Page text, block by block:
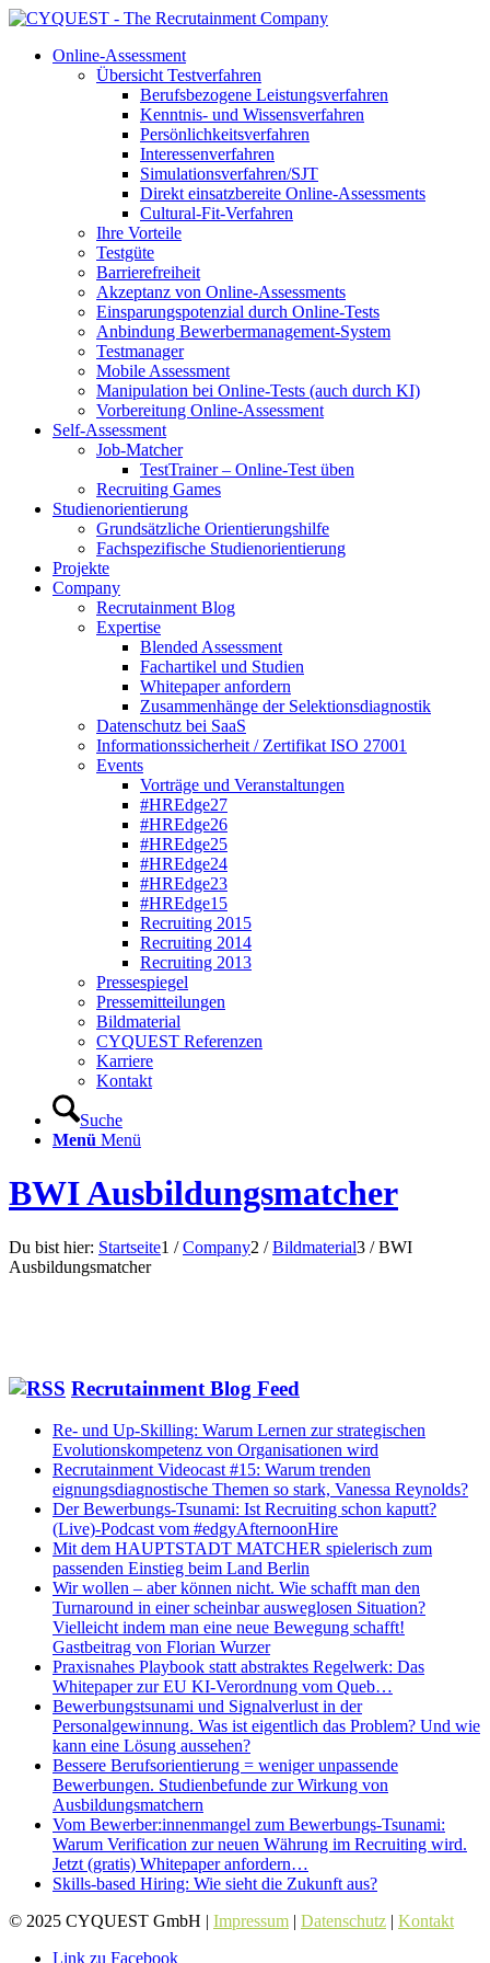
Online-Assessment
Übersicht Testverfahren
Berufsbezogene Leistungsverfahren
Kenntnis- und Wissensverfahren
Persönlichkeitsverfahren
Interessenverfahren
Simulationsverfahren/SJT
Direkt einsatzbereite Online-Assessments
Cultural-Fit-Verfahren
Ihre Vorteile
Testgüte
Barrierefreiheit
Akzeptanz von Online-Assessments
Einsparungspotenzial durch Online-Tests
Anbindung Bewerbermanagement-System
Testmanager
Mobile Assessment
Manipulation bei Online-Tests (auch durch KI)
Vorbereitung Online-Assessment
Self-Assessment
Job-Matcher
TestTrainer – Online-Test üben
Recruiting Games
Studienorientierung
Grundsätzliche Orientierungshilfe
Fachspezifische Studienorientierung
Projekte
Company
Recrutainment Blog
Expertise
Blended Assessment
Fachartikel und Studien
Whitepaper anfordern
Zusammenhänge der Selektionsdiagnostik
Datenschutz bei SaaS
Informationssicherheit / Zertifikat ISO 27001
Events
Vorträge und Veranstaltungen
#HREdge27
#HREdge26
#HREdge25
#HREdge24
#HREdge23
#HREdge15
Recruiting 2015
Recruiting 2014
Recruiting 2013
Pressespiegel
Pressemitteilungen
Bildmaterial
CYQUEST Referenzen
Karriere
Kontakt
Suche
Menü Menü
BWI Ausbildungsmatcher
Du bist hier: Startseite1 / Company2 / Bildmaterial3 / BWI
Ausbildungsmatcher
Recrutainment Blog Feed
Re- und Up-Skilling: Warum Lernen zur strategischen
Evolutionskompetenz von Organisationen wird
Recrutainment Videocast #15: Warum trenden
eignungsdiagnostische Themen so stark, Vanessa Reynolds?
Der Bewerbungs-Tsunami: Ist Recruiting schon kaputt?
(Live)-Podcast vom #edgyAfternoonHire
Mit dem HAUPTSTADT MATCHER spielerisch zum
passenden Einstieg beim Land Berlin
Wir wollen – aber können nicht. Wie schafft man den
Turnaround in einer scheinbar ausweglosen Situation?
Vielleicht indem man eine neue Bewegung schafft!
Gastbeitrag von Florian Wurzer
Praxisnahes Playbook statt abstraktes Regelwerk: Das
Whitepaper zur EU KI-Verordnung vom Queb…
Bewerbungstsunami und Signalverlust in der
Personalgewinnung. Was ist eigentlich das Problem? Und wie
kann eine Lösung aussehen?
Bessere Berufsorientierung = weniger unpassende
Bewerbungen. Studienbefunde zur Wirkung von
Ausbildungsmatchern
Vom Bewerber:innenmangel zum Bewerbungs-Tsunami:
Warum Verification zur neuen Währung im Recruiting wird.
Jetzt (gratis) Whitepaper anfordern…
Skills-based Hiring: Wie sieht die Zukunft aus?
© 2025 CYQUEST GmbH | Impressum | Datenschutz | Kontakt
Link zu Facebook